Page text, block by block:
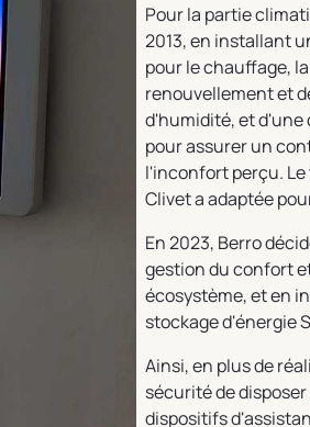
Pour la partie
2013, en installant
pour le chauffage,
renouvellement et
d'humidité, et d'une
pour assurer un
l'inconfort perçu. Le
Clivet a adaptée
En 2023, Berro
gestion du confort
écosystème, et en
stockage d'énergie
Ainsi, en plus de
sécurité de
dispositifs